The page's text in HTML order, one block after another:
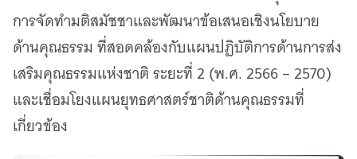
การจัดทำมติสมัชชาและพัฒนาข้อเสนอเชิงนโยบาย
ด้านคุณธรรม ที่สอดคล้องกับแผนปฏิบัติการด้านการส่ง
เสริมคุณธรรมแห่งชาติ ระยะที่ 2 (พ.ศ. 2566 – 2570)
และเชื่อมโยงแผนยุทธศาสตร์ชาติด้านคุณธรรมที่
เกี่ยวข้อง